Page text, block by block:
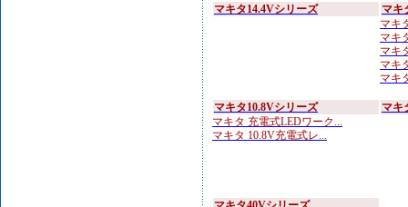
マキタ14.4Vシリーズ
マキ
マキ
マキ
マキ
マキ
マキ
マキタ10.8Vシリーズ
マキタ 充電式LEDワーク...
マキタ 10.8V充電式レ...
マキ